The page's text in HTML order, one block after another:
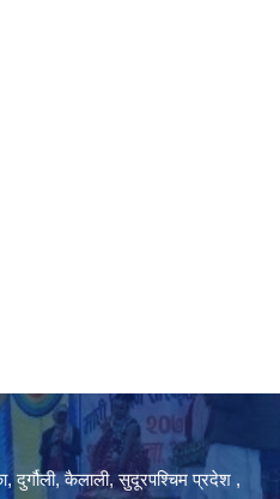
दुर्गौली, कैलाली, सुदूरपश्चिम प्रदेश ,